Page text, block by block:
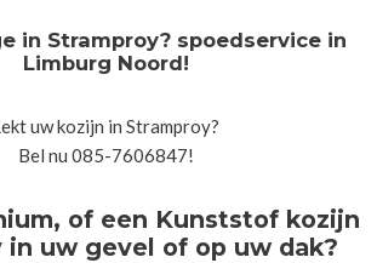
in Stramproy? spoedservice in
Limburg Noord!
uw kozijn in Stramproy?
Bel nu 085-7606847!
of een Kunststof kozijn
in uw gevel of op uw dak?